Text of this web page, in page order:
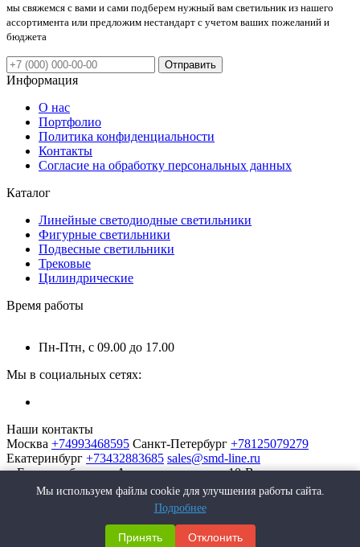
мы свяжемся с вами и сами подберем нужный вам светильник из нашего
ассортимента или предложим нестандарт с учетом ваших пожеланий и
бюджета
Отправить
Информация
О нас
Портфолио
Политика конфиденциальности
Контакты
Согласие на обработку персональных данных
Каталог
Линейные светодиодные светильники
Фигурные светильники
Подвесные светильники
Трековые
Цилиндрические
Время работы
Пн-Птн, с 09.00 до 17.00
Мы в социальных сетях:
Наши контакты
Москва +74993468595 Санкт-Петербург +78125079279
Екатеринбург +73432883685 sales@smd-line.ru
г. Екатеринбург, ул. Автомагистральная 10-В
SMD-Line | Фабрика интерьерных светильников © 2026
Мы используем файлы cookie для улучшения работы сайта.
Подробнее
Принять Отклонить